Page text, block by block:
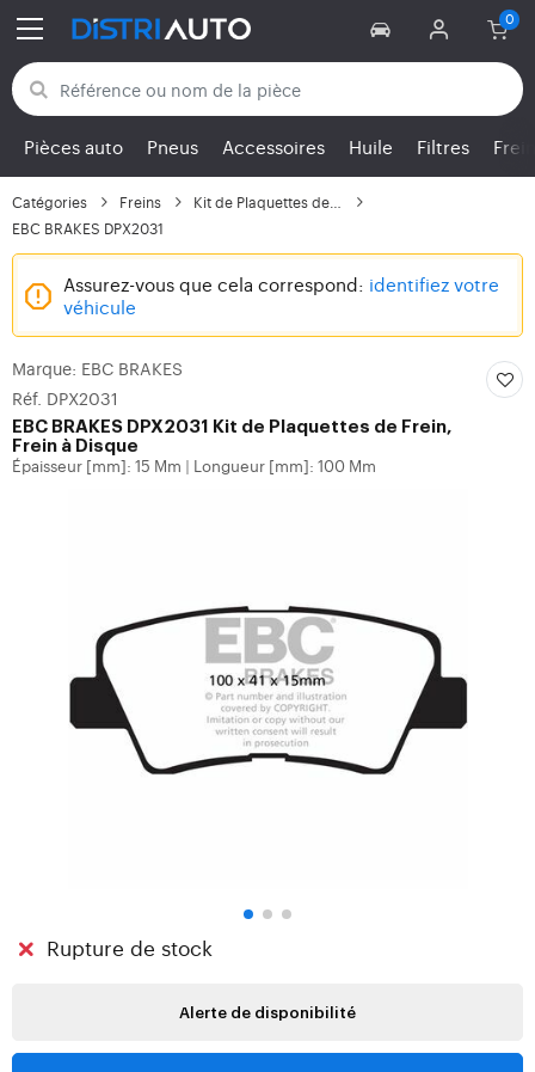
Retour aux catégories
Pièces auto Pneus Accessoires Huile Filtres
Catégories Freins
EBC BRAKES DPX2031
Assurez-vous que cela correspond: identifiez votre
véhicule
Marque: EBC BRAKES
Réf. DPX2031
EBC BRAKES DPX2031 Kit de Plaquettes de Frein,
Frein à Disque
Épaisseur [mm]: 15 Mm Longueur [mm]: 100 Mm
Rupture de stock
Alerte de disponibilité